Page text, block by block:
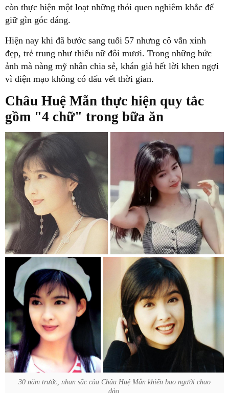
còn thực hiện một loạt những thói quen nghiêm khắc để
giữ gìn góc dáng.
Hiện nay khi đã bước sang tuổi 57 nhưng cô vẫn xinh
đẹp, trẻ trung như thiếu nữ đôi mươi. Trong những bức
ảnh mà nàng mỹ nhân chia sẻ, khán giả hết lời khen ngợi
vì diện mạo không có dấu vết thời gian.
Châu Huệ Mẫn thực hiện quy tắc
gồm "4 chữ" trong bữa ăn
30 năm trước, nhan sắc của Châu Huệ Mẫn khiến bao người chao
đảo.